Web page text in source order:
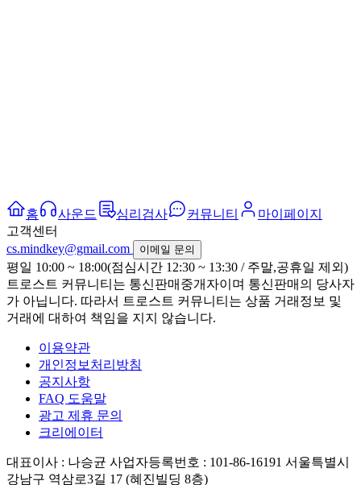
홈 사운드 심리검사 커뮤니티
마이페이지
고객센터
cs.mindkey@gmail.com
이메일 문의
평일 10:00 ~ 18:00(점심시간 12:30 ~ 13:30 / 주말,공휴일 제외)
트로스트 커뮤니티는 통신판매중개자이며 통신판매의 당사자
가 아닙니다. 따라서 트로스트 커뮤니티는 상품 거래정보 및
거래에 대하여 책임을 지지 않습니다.
이용약관
개인정보처리방침
공지사항
FAQ 도움말
광고 제휴 문의
크리에이터
대표이사 : 나승균 사업자등록번호 : 101-86-16191 서울특별시
강남구 역삼로3길 17 (혜진빌딩 8층)